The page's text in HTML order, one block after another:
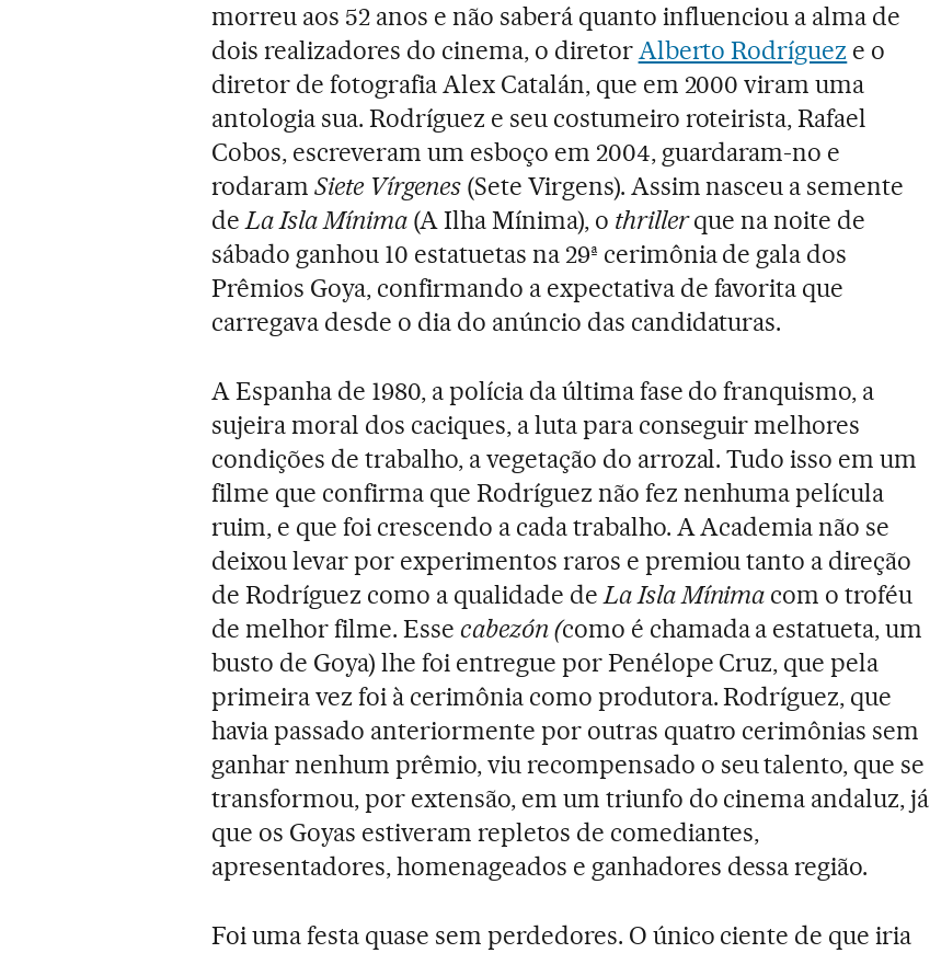
morreu aos 52 anos e não saberá quanto influenciou a alma de
dois realizadores do cinema, o diretorAlberto Rodríguez e o
diretor de fotografia Alex Catalán, que em 2000 viram uma
antologia sua. Rodríguez e seu costumeiro roteirista, Rafael
Cobos, escreveram um esboço em 2004, guardaram-no e
rodaramSiete Vírgenes(Sete Virgens). Assim nasceu a semente
deLa Isla Mínima (A Ilha Mínima), o thrillerque na noite de
sábado ganhou 10 estatuetas na 29ª cerimônia de gala dos
Prêmios Goya, confirmando a expectativa de favorita que
carregava desde o dia do anúncio das candidaturas.
A Espanha de 1980, a polícia da última fase do franquismo, a
sujeira moral dos caciques, a luta para conseguir melhores
condições de trabalho, a vegetação do arrozal. Tudo isso em um
filme que confirma que Rodríguez não fez nenhuma película
ruim, e que foi crescendo a cada trabalho. A Academia não se
deixou levar por experimentos raros e premiou tanto a direção
de Rodríguez como a qualidade deLa Isla Mínima com o troféu
de melhor filme. Esse cabezón (como é chamada a estatueta, um
busto de Goya) lhe foi entregue por Penélope Cruz, que pela
primeira vez foi à cerimônia como produtora. Rodríguez, que
havia passado anteriormente por outras quatro cerimônias sem
ganhar nenhum prêmio, viu recompensado o seu talento, que se
transformou, por extensão, em um triunfo do cinema andaluz, já
que os Goyas estiveram repletos de comediantes,
apresentadores, homenageados e ganhadores dessa região.
Foi uma festa quase sem perdedores. O único ciente de que iria